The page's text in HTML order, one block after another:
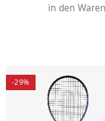
in den
-29%